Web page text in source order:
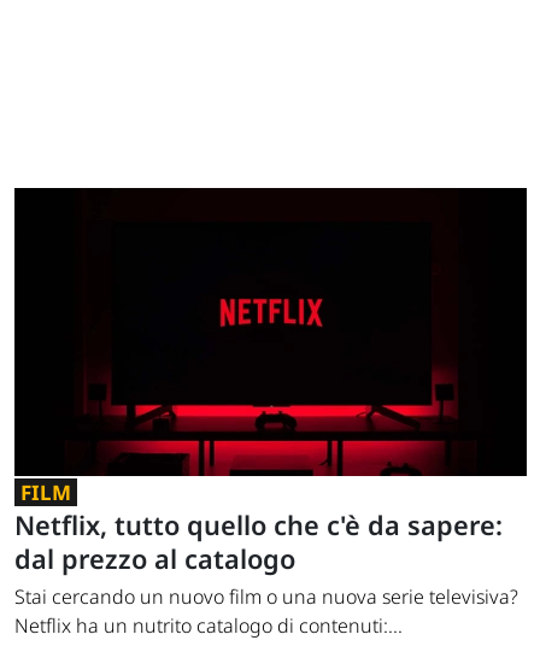
FILM
Netflix, tutto quello che c'è da sapere:
dal prezzo al catalogo
Stai cercando un nuovo film o una nuova serie televisiva?
Netflix ha un nutrito catalogo di contenuti:...